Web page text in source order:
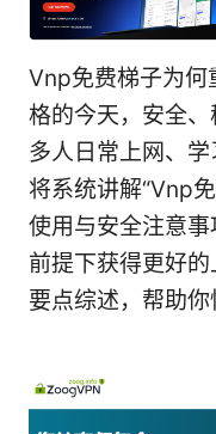
Vnp免费梯子为何
格的今天，安全
多人日常上网、
将系统讲解“Vnp
使用与安全注意
前提下获得更好
要点综述，帮助你